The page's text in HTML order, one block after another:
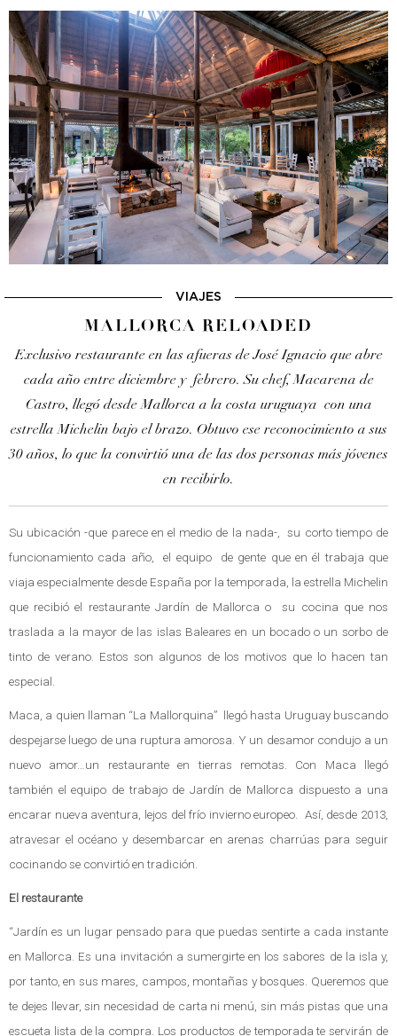
VIAJES
MALLORCA RELOADED
Exclusivo restaurante en las afueras de José Ignacio que abre
cada año entre diciembre y febrero. Su chef,Macarena de
Castro, llegó desde Mallorca a la costa uruguaya con una
estrella Michelin bajo el brazo. Obtuvo ese reconocimiento a sus
30 años, lo que la convirtió una de las dos personas más jóvenes
en recibirlo.
Su ubicación -que parece en el medio de la nada-, su corto tiempo de
funcionamiento cada año, el equipo de gente que en él trabaja que
viaja especialmente desde España por la temporada, la estrella Michelin
que recibió el restaurante Jardín de Mallorca o su cocina que nos
traslada a la mayor de las islas Baleares en un bocado o un sorbo de
tinto de verano. Estos son algunos de los motivos que lo hacen tan
especial.
Maca, a quien llaman “La Mallorquina” llegó hasta Uruguay buscando
despejarse luego de una ruptura amorosa. Y un desamor condujo a un
nuevo amor…un restaurante en tierras remotas. Con Maca llegó
también el equipo de trabajo de Jardín de Mallorca dispuesto a una
encarar nueva aventura, lejos del frío invierno europeo. Así, desde 2013,
atravesar el océano y desembarcar en arenas charrúas para seguir
cocinando se convirtió en tradición.
El restaurante
“Jardín es un lugar pensado para que puedas sentirte a cada instante
en Mallorca. Es una invitación a sumergirte en los sabores de la isla y,
por tanto, en sus mares, campos, montañas y bosques. Queremos que
te dejes llevar, sin necesidad de carta ni menú, sin más pistas que una
escueta lista de la compra. Los productos de temporada te servirán de